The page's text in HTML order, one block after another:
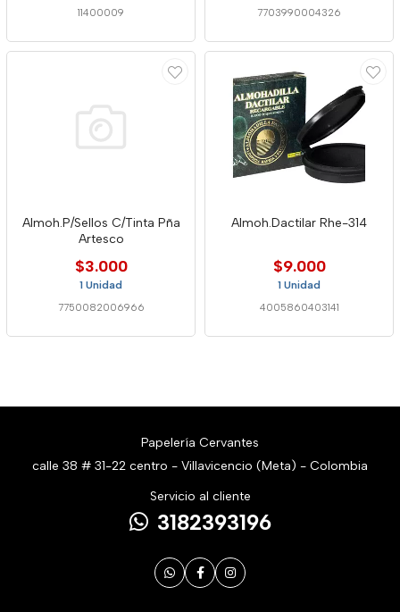
11400009 7703990004326
Almoh.P/Sellos C/Tinta Pña
Artesco
$3.000
1 Unidad
7750082006966
Almoh.Dactilar Rhe-314
$9.000
1 Unidad
4005860403141
Papelería Cervantes
calle 38 # 31-22 centro - Villavicencio (Meta) - Colombia
Servicio al cliente
3182393196